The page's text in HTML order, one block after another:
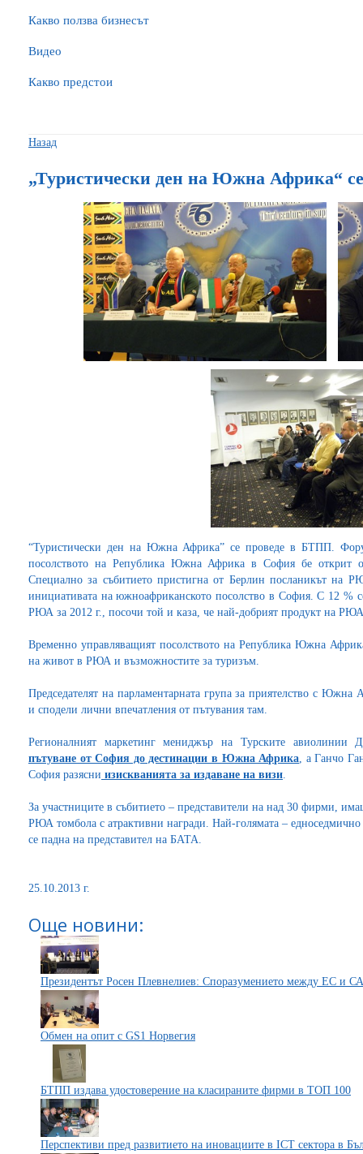
Какво ползва бизнесът
Видео
Какво предстои
Назад
„Туристически ден на Южна Африка“
“Туристически ден на Южна Африка” се проведе в БТПП.
посолството на Република Южна Африка в София бе открит
Специално за събитието пристигна от Берлин посланикът на
инициативата на южноафриканското посолство в София. С 12 %
РЮА за 2012 г., посочи той и каза, че най-добрият продукт на РЮА
Временно управляващият посолството на Република Южна
на живот в РЮА и възможностите за туризъм.
Председателят на парламентарната група за приятелство с
и сподели лични впечатления от пътувания там.
Регионалният маркетинг мениджър на Турските авиолинии
пътуване от София до дестинации в Южна Африка, а Ганчо
София разясни изискванията за издаване на визи.
За участниците в събитието – представители на над 30 фирми,
РЮА томбола с атрактивни награди. Най-голямата –
се падна на представител на БАТА.
25.10.2013 г.
Още новини:
Президентът Росен Плевнелиев: Споразумението между ЕС и
Обмен на опит с GS1 Норвегия
БТПП издава удостоверение на класираните фирми в ТОП 100
Перспективи пред развитието на иновациите в ICT сектора в